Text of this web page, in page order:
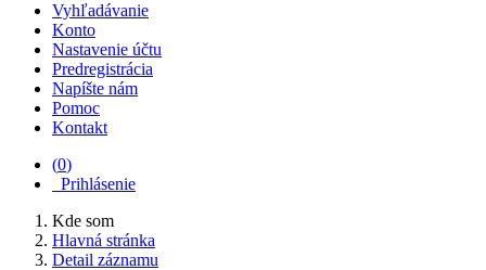
Vyhľadávanie
Konto
Nastavenie účtu
Predregistrácia
Napíšte nám
Pomoc
Kontakt
(0)
Prihlásenie
Kde som
Hlavná stránka
Detail záznamu